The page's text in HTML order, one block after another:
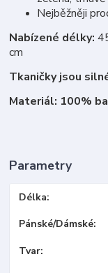
Nejběžněji
Nabízené délky:
cm
Tkaničky jsou
Materiál: 100%
Parametry
Délka
Pánské/Dámské
Tvar